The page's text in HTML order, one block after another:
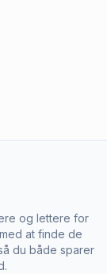
og lettere for
at finde de
du både sparer